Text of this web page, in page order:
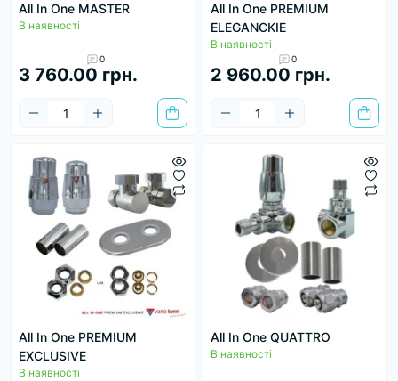
All In One MASTER
В наявності
0
3 760.00 грн.
All In One PREMIUM
ELEGANCKIE
В наявності
0
2 960.00 грн.
All In One PREMIUM
EXCLUSIVE
В наявності
All In One QUATTRO
В наявності